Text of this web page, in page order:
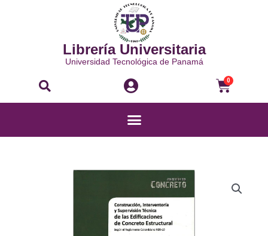
Librería Universitaria
Universidad Tecnológica de Panamá
Buscar 0
Menú